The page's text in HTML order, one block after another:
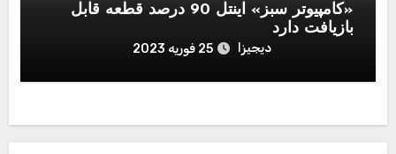
«کامپیوتر سبز» اینتل 90 درصد قطعه قابل‌
بازیافت دارد
دیجیزا 25 فوریه 2023